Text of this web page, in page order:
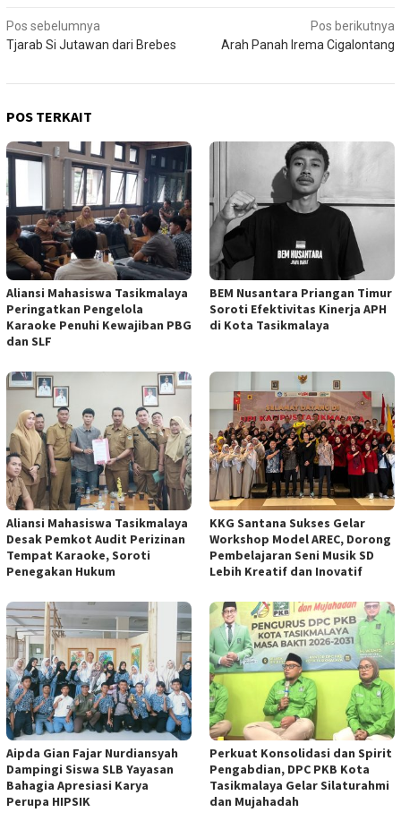
Navigasi
pos
Pos sebelumnya
Tjarab Si Jutawan dari Brebes
Pos berikutnya
Arah Panah Irema Cigalontang
POS TERKAIT
Aliansi Mahasiswa Tasikmalaya
Peringatkan Pengelola
Karaoke Penuhi Kewajiban PBG
dan SLF
BEM Nusantara Priangan Timur
Soroti Efektivitas Kinerja APH
di Kota Tasikmalaya
Aliansi Mahasiswa Tasikmalaya
Desak Pemkot Audit Perizinan
Tempat Karaoke, Soroti
Penegakan Hukum
KKG Santana Sukses Gelar
Workshop Model AREC, Dorong
Pembelajaran Seni Musik SD
Lebih Kreatif dan Inovatif
Aipda Gian Fajar Nurdiansyah
Dampingi Siswa SLB Yayasan
Bahagia Apresiasi Karya
Perupa HIPSIK
Perkuat Konsolidasi dan Spirit
Pengabdian, DPC PKB Kota
Tasikmalaya Gelar Silaturahmi
dan Mujahadah